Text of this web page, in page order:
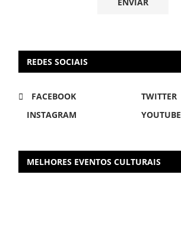
REDES SOCIAIS
FACEBOOK
TWITTER
INSTAGRAM
YOUTUBE
MELHORES EVENTOS CULTURAIS